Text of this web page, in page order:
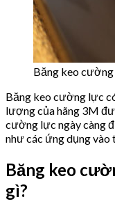
Băng keo
Băng keo cường lực
lượng của hãng 3M
cường lực ngày càng
như các ứng dụng vào
Băng keo
gì?